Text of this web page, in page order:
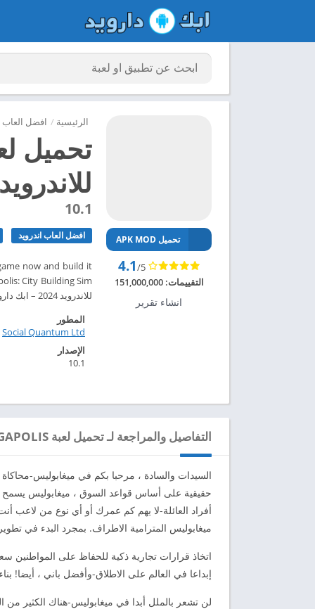
الرئيسية / افضل العاب
للاندرويد 2024
10.1
افضل العاب اندرويد
للاندرويد 2024 – ابك دارويد
تحميل APK MOD
4.1/5
التقييمات:151,000,000
انشاء تقرير
المطور
Social Quantum Ltd‏
الإصدار
10.1
التفاصيل والمراجعة لـ تحميل لعبة MEGAPOLIS مهكرة للاندرويد 2024
السيدات والسادة ، مرحبا بكم في ميغابوليس-محاكاة
حقيقية على أساس قواعد السوق ، ميغابوليس يسمح
أفراد العائلة-لا يهم كم عمرك أو أي نوع من لاعب
ميغابوليس المترامية الاطراف. بمجرد البدء في
اتخاذ قرارات تجارية ذكية للحفاظ على
إبداعا في العالم على الاطلاق-وأفضل باني ، أيضا!
لن تشعر بالملل أبدا في ميغابوليس-هناك الكثير من